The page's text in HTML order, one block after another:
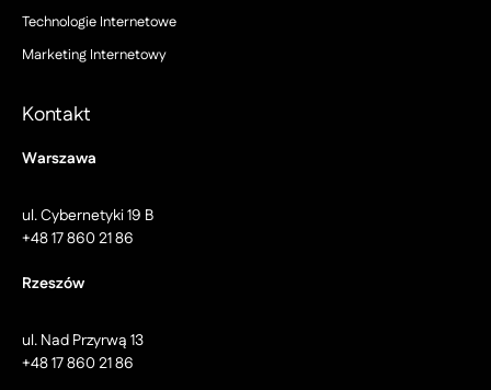
Technologie Internetowe
Marketing Internetowy
Kontakt
Warszawa
ul. Cybernetyki 19 B
+48 17 860 21 86
Rzeszów
ul. Nad Przyrwą 13
+48 17 860 21 86